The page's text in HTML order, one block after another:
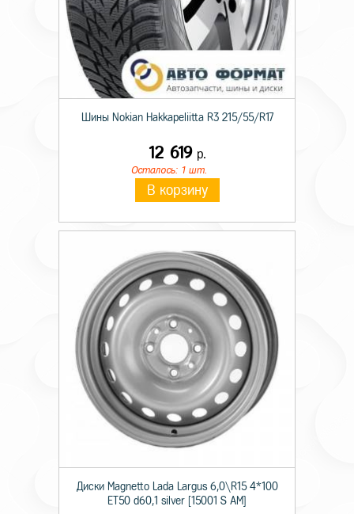
Шины Nokian Hakkapeliitta R3 215/55/R17
12 619р.
Осталось: 1 шт.
В корзину
Диски Magnetto Lada Largus 6,0\R15 4*100
ET50 d60,1 silver [15001 S AM]